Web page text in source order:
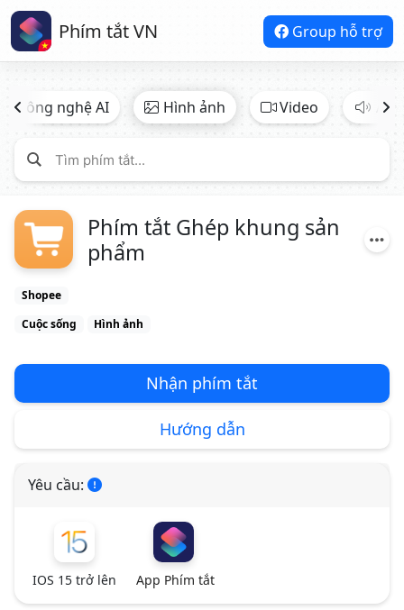
Phím tắt VN Group hỗ trợ
Công nghệ AI Hình ảnh Video
Phím tắt Ghép khung sản
phẩm
Shopee
Cuộc sống
Hình ảnh
Nhận phím tắt
Hướng dẫn
Yêu cầu:
IOS 15 trở lên App Phím tắt